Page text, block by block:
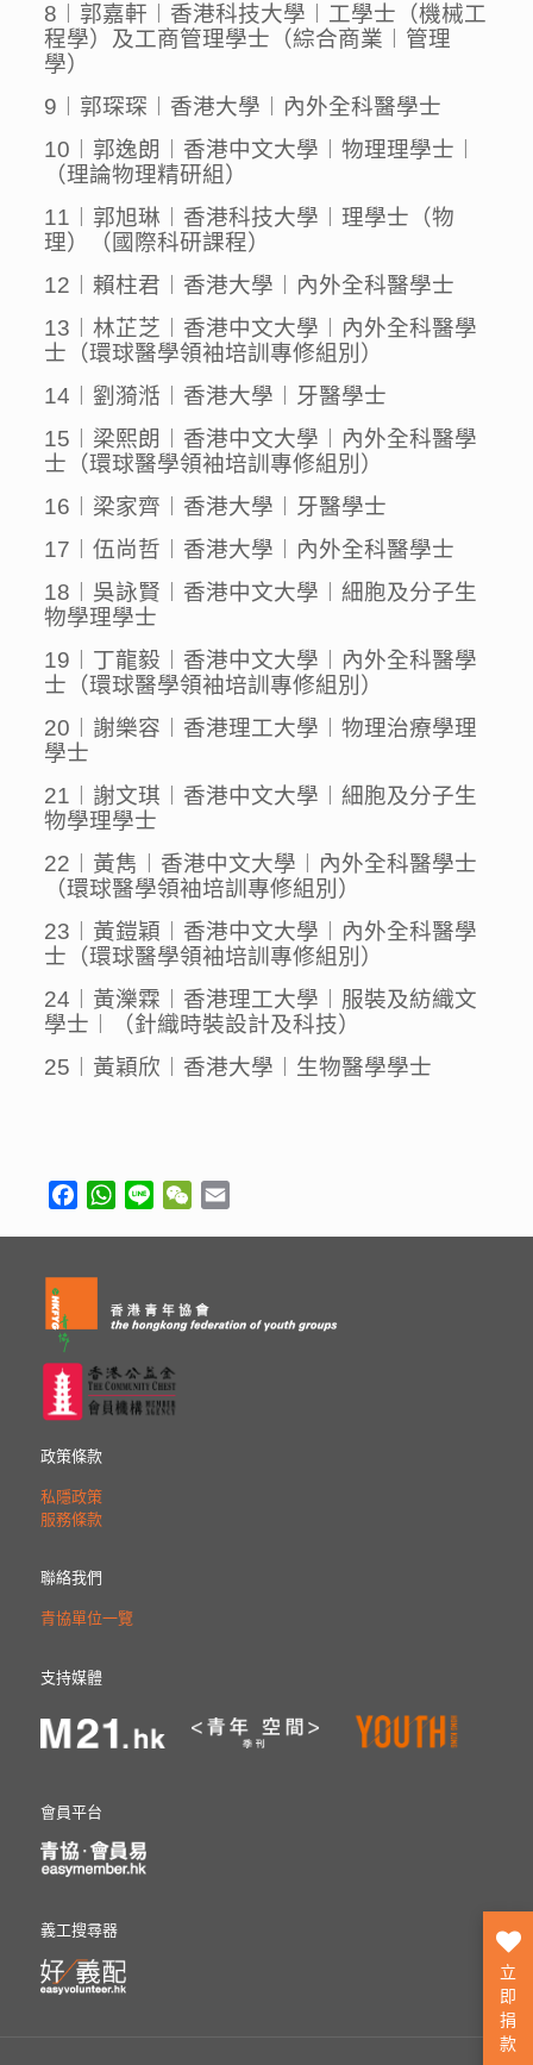
8︱郭嘉軒︱香港科技大學︱工學士（機械工
程學）及工商管理學士（綜合商業︱管理
學）
9︱郭琛琛︱香港大學︱內外全科醫學士
10︱郭逸朗︱香港中文大學︱物理理學士︱
（理論物理精研組）
11︱郭旭琳︱香港科技大學︱理學士（物
理）（國際科研課程）
12︱賴柱君︱香港大學︱內外全科醫學士
13︱林芷芝︱香港中文大學︱內外全科醫學
士（環球醫學領袖培訓專修組別）
14︱劉漪湉︱香港大學︱牙醫學士
15︱梁熙朗︱香港中文大學︱內外全科醫學
士（環球醫學領袖培訓專修組別）
16︱梁家齊︱香港大學︱牙醫學士
17︱伍尚哲︱香港大學︱內外全科醫學士
18︱吳詠賢︱香港中文大學︱細胞及分子生
物學理學士
19︱丁龍毅︱香港中文大學︱內外全科醫學
士（環球醫學領袖培訓專修組別）
20︱謝樂容︱香港理工大學︱物理治療學理
學士
21︱謝文琪︱香港中文大學︱細胞及分子生
物學理學士
22︱黃雋︱香港中文大學︱內外全科醫學士
（環球醫學領袖培訓專修組別）
23︱黃鎧穎︱香港中文大學︱內外全科醫學
士（環球醫學領袖培訓專修組別）
24︱黃濼霖︱香港理工大學︱服裝及紡織文
學士︱（針織時裝設計及科技）
25︱黃穎欣︱香港大學︱生物醫學學士
FacebookWhatsApp
Line WeChat
政策條款
私隱政策
服務條款
聯絡我們
青協單位一覽
支持媒體
會員平台
義工搜尋器
立
即
捐
款